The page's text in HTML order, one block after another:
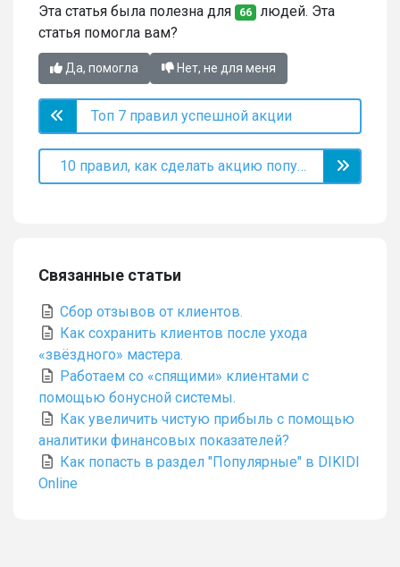
Эта статья была полезна для 66 людей. Эта
статья помогла вам?
Да, помогла Нет, не для меня
Топ 7 правил успешной акции
10 правил, как сделать акцию популярнее
Связанные статьи
Сбор отзывов от клиентов.
Как сохранить клиентов после ухода
«звёздного» мастера.
Работаем со «спящими» клиентами с
помощью бонусной системы.
Как увеличить чистую прибыль с помощью
аналитики финансовых показателей?
Как попасть в раздел "Популярные" в DIKIDI
Online